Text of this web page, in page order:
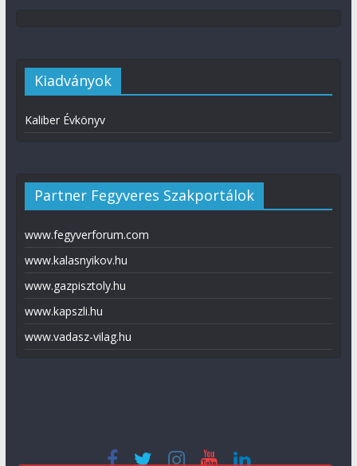
Kiadványok
Kaliber Évkönyv
Partner Fegyveres Szakportálok
www.fegyverforum.com
www.kalasnyikov.hu
www.gazpisztoly.hu
www.kapszli.hu
www.vadasz-vilag.hu